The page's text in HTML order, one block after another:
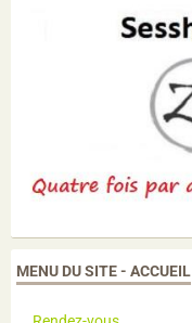
MENU DU SITE - ACCUEIL